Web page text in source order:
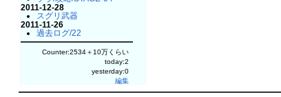
2011-12-28
スグリ武器
2011-11-26
過去ログ/22
Counter:2534＋10万くらい
today:2
yesterday:0
編集